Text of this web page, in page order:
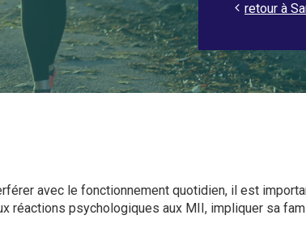
retour à
avec le fonctionnement quotidien, il est
réactions psychologiques aux MII, impliquer sa